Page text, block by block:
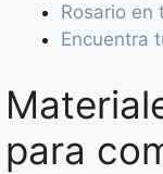
Rosario en
Encuentra
para